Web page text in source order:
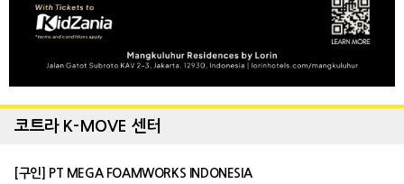
코트라 K-MOVE 센터
[구인] PT MEGA FOAMWORKS INDONESIA